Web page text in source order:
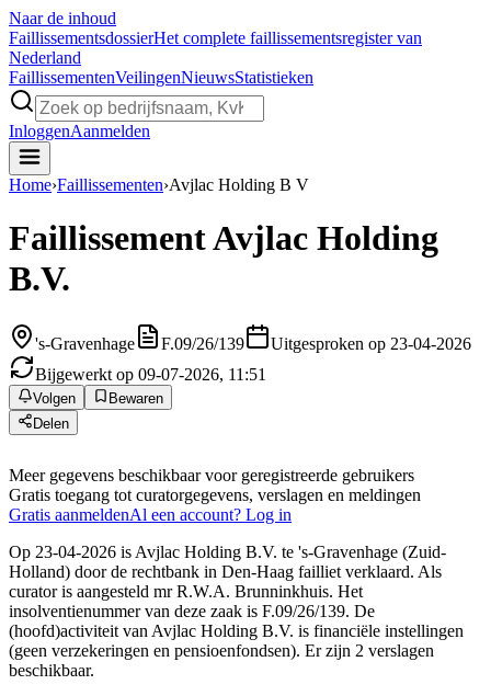
Naar de inhoud
FaillissementsdossierHet complete faillissementsregister van
Nederland
FaillissementenVeilingenNieuwsStatistieken
InloggenAanmelden
Home›Faillissementen›Avjlac Holding B V
FaillissementAvjlac Holding
B.V.
's-Gravenhage F.09/26/139
Uitgesproken op 23-04-2026
Bijgewerkt op 09-07-2026, 11:51
Volgen
Bewaren
Delen
Meer gegevens beschikbaar voor geregistreerde gebruikers
Gratis toegang tot curatorgegevens, verslagen en meldingen
Gratis aanmeldenAl een account? Log in
Op 23-04-2026 is Avjlac Holding B.V. te 's-Gravenhage (Zuid-
Holland) door de rechtbank in Den-Haag failliet verklaard. Als
curator is aangesteld mr R.W.A. Brunninkhuis. Het
insolventienummer van deze zaak is F.09/26/139. De
(hoofd)activiteit van Avjlac Holding B.V. is financiële instellingen
(geen verzekeringen en pensioenfondsen). Er zijn 2 verslagen
beschikbaar.